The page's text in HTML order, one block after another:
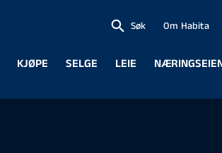
KJØPE SELGE LEIE
Søk Om Habita